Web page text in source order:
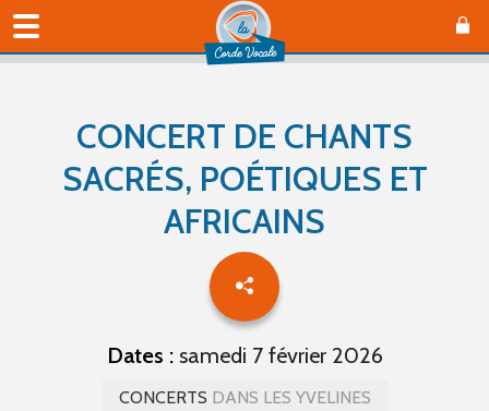
CONCERT DE CHANTS
SACRÉS, POÉTIQUES ET
AFRICAINS
Dates :samedi 7 février 2026
CONCERTS DANS LES YVELINES